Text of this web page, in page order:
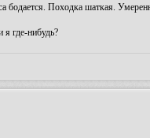
бодается. Походка шаткая.
я где-нибудь?